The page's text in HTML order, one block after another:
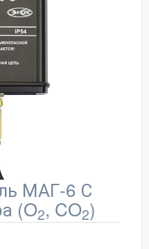
МАГ-6 С
(O2, CO2)